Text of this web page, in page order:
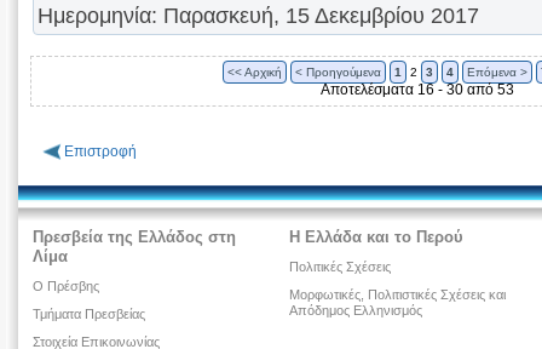
Ημερομηνία: Παρασκευή, 15 Δεκεμβρίου 2017
<< Αρχική < Προηγούμενα 1 2 3 4 Επόμενα >
Αποτελέσματα 16 - 30 από 53
Επιστροφή
Πρεσβεία της Ελλάδος στη
Λίμα
Ο Πρέσβης
Τμήματα Πρεσβείας
Στοιχεία Επικοινωνίας
Η Ελλάδα και το Περού
Πολιτικές Σχέσεις
Μορφωτικές, Πολιτιστικές Σχέσεις και
Απόδημος Ελληνισμός